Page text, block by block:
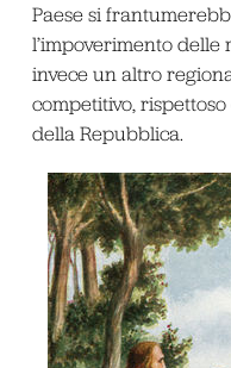
Paese si
l’impoverimento
invece un altro
competitivo,
della Repubblica.